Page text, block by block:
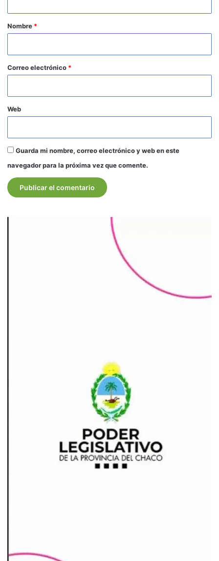
r
o
*
Nombre *
Correo electrónico *
Web
Guarda mi nombre, correo electrónico y web en este
navegador para la próxima vez que comente.